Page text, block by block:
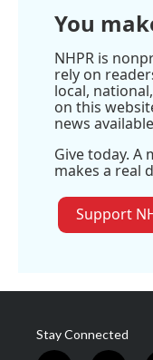
You
NHPR is
rely on
local,
on this
news
Give today. A
makes a real
Support
Stay Connected